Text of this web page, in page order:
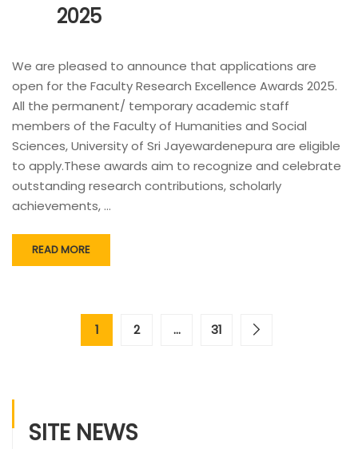
2025
We are pleased to announce that applications are
open for the Faculty Research Excellence Awards 2025.
All the permanent/ temporary academic staff
members of the Faculty of Humanities and Social
Sciences, University of Sri Jayewardenepura are eligible
to apply.These awards aim to recognize and celebrate
outstanding research contributions, scholarly
achievements, …
READ MORE
1 2 … 31
SITE NEWS